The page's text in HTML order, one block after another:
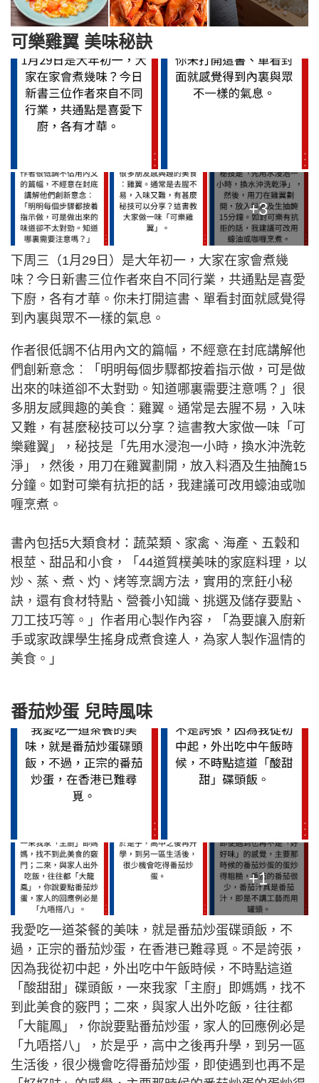
可樂雞翼 美味秘訣
+3
下周三（1月29日）是大年初一，大家在家會煮幾
味？今日新書三位作者來自不同行業，共通點是喜愛
下廚，各有才華。你未打開這書、單看封面就感覺得
到內裏與眾不一樣的氣息。
作者很低調不佔用內文的篇幅，不經意在封底講解他
們創新意念︰「明明每個步驟都按着指示做，可是做
出來的味道卻不太對勁。知道哪裏需要注意嗎？」很
多朋友感興趣的美食︰雞翼。通常是去腥不易，入味
又難，有甚麼秘技可以分享？這書教大家做一味「可
樂雞翼」，秘技是「先用水浸泡一小時，換水沖洗乾
淨」，然後，用刀在雞翼劃開，放入料酒及生抽醃15
分鐘。如對可樂有抗拒的話，我建議可改用蠔油或咖
喱烹煮。
書內包括5大類食材：蔬菜類、家禽、海產、五穀和
根莖、甜品和小食，「44道質樸美味的家庭料理，以
炒、蒸、煮、灼、烤等烹調方法，實用的烹飪小秘
訣，還有食材特點、營養小知識、挑選及儲存要點、
刀工技巧等。」作者用心製作內容，「為要讓入廚新
手或家政課學生搖身成煮食達人，為家人製作溫情的
美食。」
番茄炒蛋 兒時風味
+1
我愛吃一道茶餐的美味，就是番茄炒蛋碟頭飯，不
過，正宗的番茄炒蛋，在香港已難尋覓。不是誇張，
因為我從初中起，外出吃中午飯時候，不時點這道
「酸甜甜」碟頭飯，一來我家「主廚」即媽媽，找不
到此美食的竅門；二來，與家人出外吃飯，往往都
「大龍鳳」，你說要點番茄炒蛋，家人的回應例必是
「九唔搭八」，於是乎，高中之後再升學，到另一區
生活後，很少機會吃得番茄炒蛋，即使遇到也再不是